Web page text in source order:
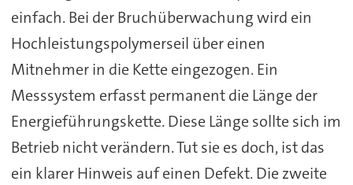
einfach. Bei der Bruchüberwachung wird ein
Hochleistungspolymerseil über einen
Mitnehmer in die Kette eingezogen. Ein
Messsystem erfasst permanent die Länge der
Energieführungskette. Diese Länge sollte sich im
Betrieb nicht verändern. Tut sie es doch, ist das
ein klarer Hinweis auf einen Defekt. Die zweite